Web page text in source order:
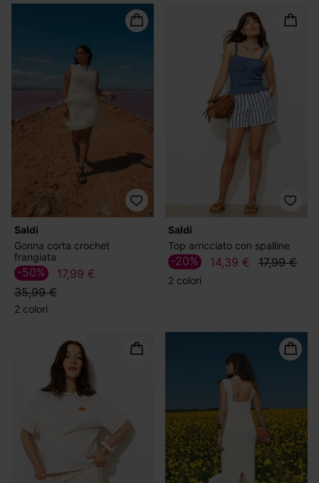
Saldi
Gonna corta crochet
frangiata
17,99 €
35,99 €
-50%
2 colori
Saldi
Top arricciato con spalline
14,39 € 17,99 €
-20%
2 colori